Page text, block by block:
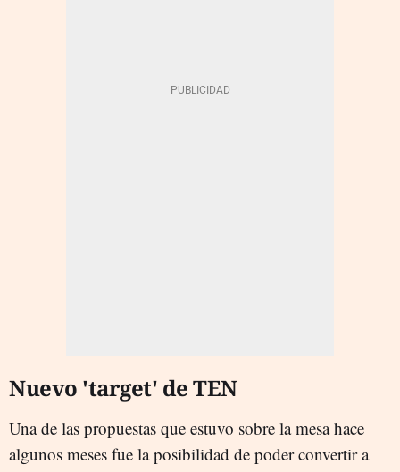
Nuevo 'target' de TEN
Una de las propuestas que estuvo sobre la mesa hace
algunos meses fue la posibilidad de poder convertir a